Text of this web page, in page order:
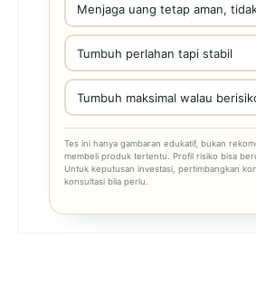
Menjaga uang tetap aman,
Tumbuh perlahan tapi stabil
Tumbuh maksimal walau
Tes ini hanya gambaran edukatif, bukan
membeli produk tertentu. Profil risiko bisa
Untuk keputusan investasi, pertimbangkan
konsultasi bila perlu.